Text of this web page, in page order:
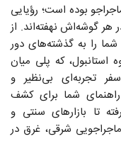
بوده است؛ رؤیایی
هر گوشه‌اش نهفته‌اند. از
را به گذشته‌های دور
استانبول، که پلی میان
تجربه‌ای بی‌نظیر و
شما برای کشف
تا بازارهای سنتی و
شرقی، غرق در